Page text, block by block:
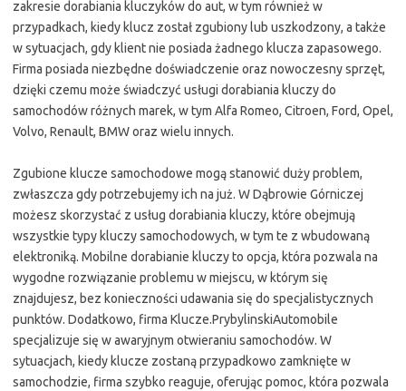
zakresie dorabiania kluczyków do aut, w tym również w
przypadkach, kiedy klucz został zgubiony lub uszkodzony, a także
w sytuacjach, gdy klient nie posiada żadnego klucza zapasowego.
Firma posiada niezbędne doświadczenie oraz nowoczesny sprzęt,
dzięki czemu może świadczyć usługi dorabiania kluczy do
samochodów różnych marek, w tym Alfa Romeo, Citroen, Ford, Opel,
Volvo, Renault, BMW oraz wielu innych.
Zgubione klucze samochodowe mogą stanowić duży problem,
zwłaszcza gdy potrzebujemy ich na już. W Dąbrowie Górniczej
możesz skorzystać z usług dorabiania kluczy, które obejmują
wszystkie typy kluczy samochodowych, w tym te z wbudowaną
elektroniką. Mobilne dorabianie kluczy to opcja, która pozwala na
wygodne rozwiązanie problemu w miejscu, w którym się
znajdujesz, bez konieczności udawania się do specjalistycznych
punktów. Dodatkowo, firma Klucze.PrybylinskiAutomobile
specjalizuje się w awaryjnym otwieraniu samochodów. W
sytuacjach, kiedy klucze zostaną przypadkowo zamknięte w
samochodzie, firma szybko reaguje, oferując pomoc, która pozwala